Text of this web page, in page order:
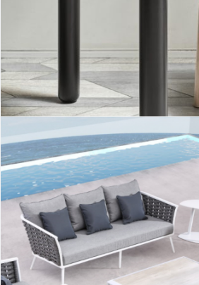
Mesa redonda Atlas II